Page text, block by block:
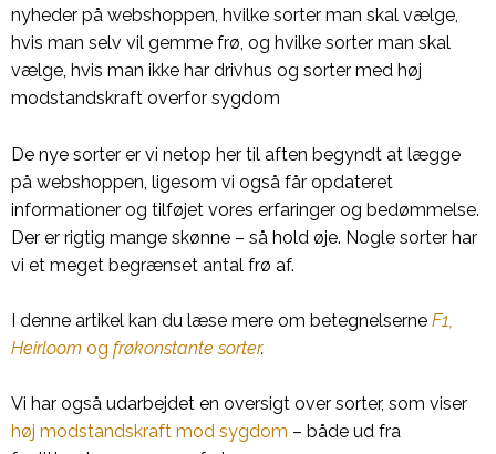
nyheder på webshoppen, hvilke sorter man skal vælge,
hvis man selv vil gemme frø, og hvilke sorter man skal
vælge, hvis man ikke har drivhus og sorter med høj
modstandskraft overfor sygdom
De nye sorter er vi netop her til aften begyndt at lægge
på webshoppen, ligesom vi også får opdateret
informationer og tilføjet vores erfaringer og bedømmelse.
Der er rigtig mange skønne – så hold øje. Nogle sorter har
vi et meget begrænset antal frø af.
I denne artikel kan du læse mere om betegnelserne F1,
Heirloom og frøkonstante sorter.
Vi har også udarbejdet en oversigt over sorter, som viser
høj modstandskraft mod sygdom – både ud fra